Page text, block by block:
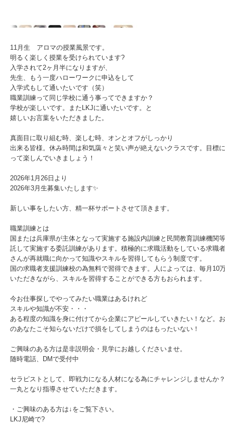
11月生 アロマの授業風景です。
明るく楽しく授業を受けられています?
入学されて2ヶ月半になりますが、
先生、もう一度ハローワークに申込をして
入学式もして通いたいです（笑）
職業訓練って同じ学校に通う事ってできますか？
学校が楽しいです。またLKJに通いたいです。と
嬉しいお言葉をいただきました。
真面目に取り組む時、楽しむ時、オンとオフがしっかり
出来る皆様。休み時間は和気藹々と笑い声が絶えないクラスです。目標
って楽しんでいきましょう！
2026年1月26日より
2026年3月生募集いたします✨
新しい事をしたい方、精一杯サポートさせて頂きます。
職業訓練とは
国または兵庫県が主体となって実施する施設内訓練と民間教育訓練機関
託して実施する委託訓練があります。積極的に求職活動をしている求職
さんが再就職に向かって知識やスキルを習得してもらう制度です。
国の求職者支援訓練校の為無料で習得できます。人によっては、毎月10
いただきながら、スキルを習得することができる方もおられます。
今お仕事探しでやってみたい職業はあるけれど
スキルや知識が不安・・・
ある程度の知識を身に付けてから企業にアピールしていきたい！など。
のあなたこそ知らないだけで損をしてしまうのはもったいない！
ご興味のある方は是非説明会・見学にお越しくださいませ。
随時電話、DMで受付中
セラピストとして、即戦力になる人材になる為にチャレンジしませんか
一丸となり指導させていただきます。
・ご興味のある方は↓をご覧下さい。
LKJ尼崎で?